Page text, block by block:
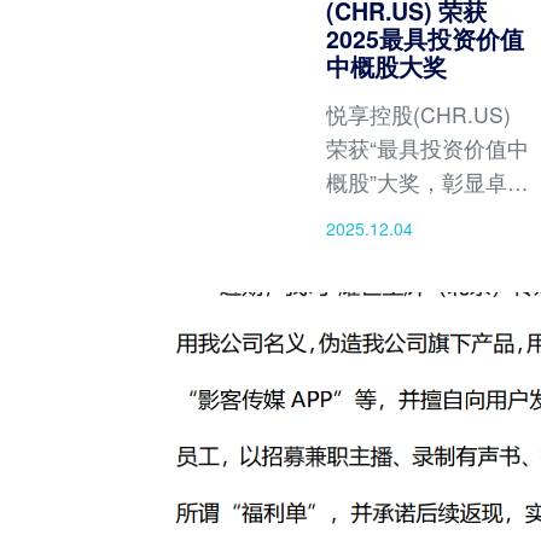
(CHR.US) 荣获
2025最具投资价值
中概股大奖
悦享控股(CHR.US)
荣获“最具投资价值中
概股”大奖，彰显卓越
商业价值与社会影响
2025.12.04